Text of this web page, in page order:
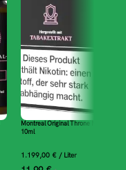
Montreal Original Throne Nikotinsalz
10ml
1.199,00€ / Liter